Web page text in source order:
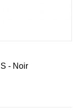
- Noir